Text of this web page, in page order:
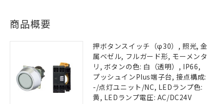
商品概要
押ボタンスイッチ（φ30）, 照光, 金
属ベゼル, フルガード形, モーメンタ
リ, ボタンの色: 白（透明）, IP66,
プッシュインPlus端子台, 接点構成:
-/点灯ユニット/NC, LEDランプ色:
黄, LEDランプ電圧: AC/DC24V